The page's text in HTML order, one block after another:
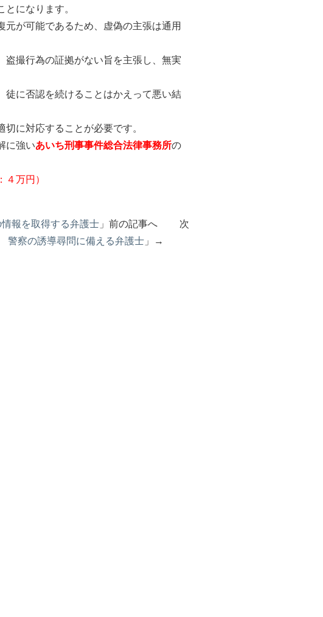
になります。
元が可能であるため、虚偽の主張は通用
盗撮行為の証拠がない旨を主張し、無実
徒に否認を続けることはかえって悪い結
に対応することが必要です。
に強いあいち刑事事件総合法律事務所の
４万円）
報を取得する弁護士 」前の記事へ 次
警察の誘導尋問に備える弁護士 」→